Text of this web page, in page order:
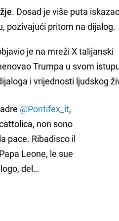
. Dosad je više puta
pozivajući pritom na dijalog.
je na mreži X talijanski
Trumpa u svom
i vrijednosti ljudskog
@Pontifex_it,
non sono
pace. Ribadisco il
Leone, le sue
del…